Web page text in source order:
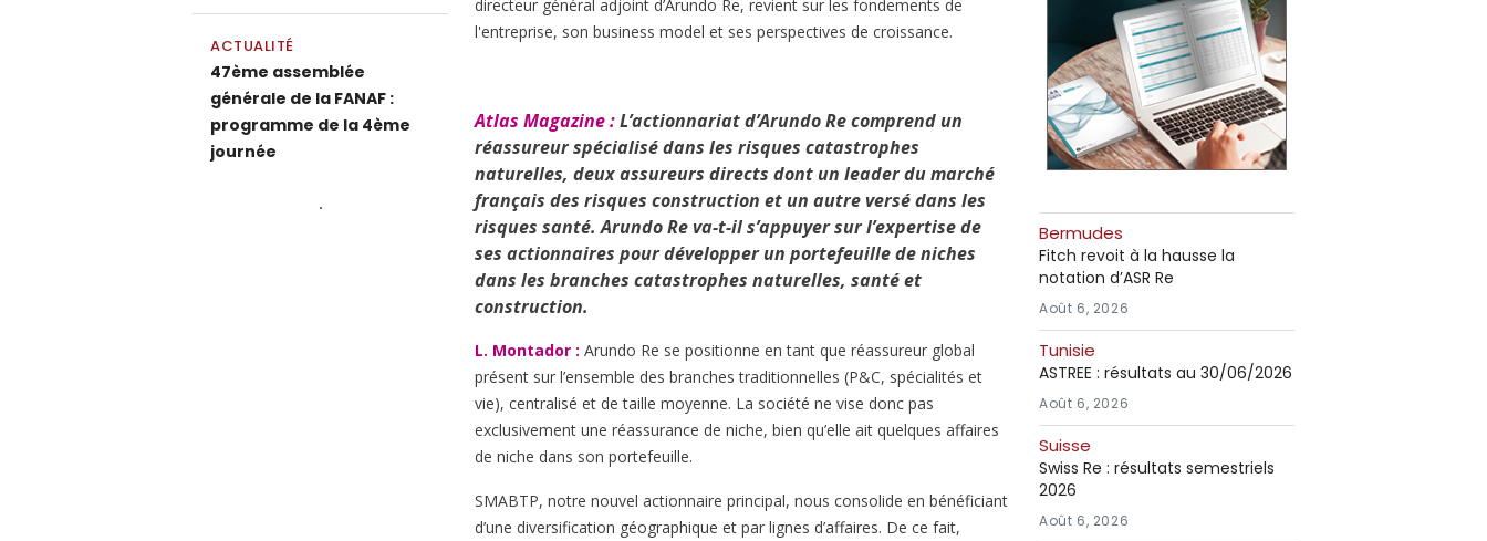
ACTUALITÉ
47ème assemblée
générale de la FANAF :
programme de la 4ème
journée
directeur général adjoint d’Arundo Re, revient sur les fondements de
l'entreprise, son business model et ses perspectives de croissance.
Atlas Magazine :L’actionnariat d’Arundo Re comprend un
réassureur spécialisé dans les risques catastrophes
naturelles, deux assureurs directs dont un leader du marché
français des risques construction et un autre versé dans les
risques santé. Arundo Re va-t-il s’appuyer sur l’expertise de
ses actionnaires pour développer un portefeuille de niches
dans les branches catastrophes naturelles, santé et
construction.
L. Montador : Arundo Re se positionne en tant que réassureur global
présent sur l’ensemble des branches traditionnelles (P&C, spécialités et
vie), centralisé et de taille moyenne. La société ne vise donc pas
exclusivement une réassurance de niche, bien qu’elle ait quelques affaires
de niche dans son portefeuille.
SMABTP, notre nouvel actionnaire principal, nous consolide en bénéficiant
d’une diversification géographique et par lignes d’affaires. De ce fait,
Bermudes
Fitch revoit à la hausse la
notation d’ASR Re
Août 6, 2026
Tunisie
ASTREE : résultats au 30/06/2026
Août 6, 2026
Suisse
Swiss Re : résultats semestriels
2026
Août 6, 2026